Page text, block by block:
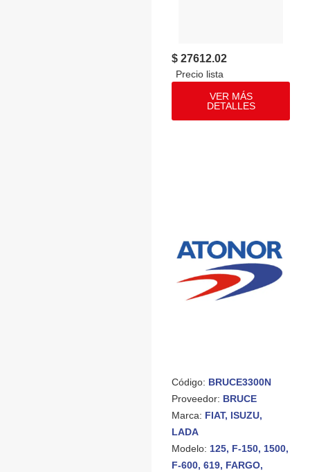
$ 27612.02
VER MÁS
DETALLES
Código: BRUCE3300N
Proveedor: BRUCE
Marca: FIAT, ISUZU,
LADA
Modelo: 125, F-150, 1500,
F-600, 619, FARGO,